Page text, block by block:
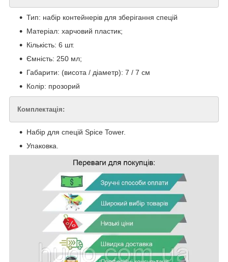
Тип: набір контейнерів для зберігання спецій
Матеріал: харчовий пластик;
Кількість: 6 шт.
Ємність: 250 мл;
Габарити: (висота / діаметр): 7 / 7 см
Колір: прозорий
Комплектація:
Набір для спецій Spice Tower.
Упаковка.